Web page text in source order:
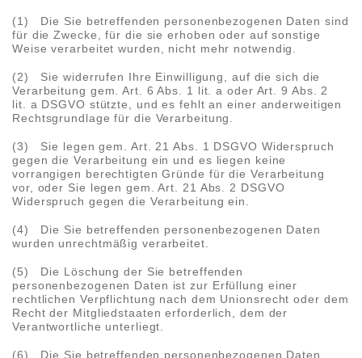
(1) Die Sie betreffenden personenbezogenen Daten sind
für die Zwecke, für die sie erhoben oder auf sonstige
Weise verarbeitet wurden, nicht mehr notwendig.
(2) Sie widerrufen Ihre Einwilligung, auf die sich die
Verarbeitung gem. Art. 6 Abs. 1 lit. a oder Art. 9 Abs. 2
lit. a DSGVO stützte, und es fehlt an einer anderweitigen
Rechtsgrundlage für die Verarbeitung.
(3) Sie legen gem. Art. 21 Abs. 1 DSGVO Widerspruch
gegen die Verarbeitung ein und es liegen keine
vorrangigen berechtigten Gründe für die Verarbeitung
vor, oder Sie legen gem. Art. 21 Abs. 2 DSGVO
Widerspruch gegen die Verarbeitung ein.
(4) Die Sie betreffenden personenbezogenen Daten
wurden unrechtmäßig verarbeitet.
(5) Die Löschung der Sie betreffenden
personenbezogenen Daten ist zur Erfüllung einer
rechtlichen Verpflichtung nach dem Unionsrecht oder dem
Recht der Mitgliedstaaten erforderlich, dem der
Verantwortliche unterliegt.
(6) Die Sie betreffenden personenbezogenen Daten